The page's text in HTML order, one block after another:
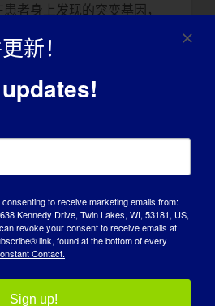
者身上发现的突变基因，
的治疗方法？或 MD
究计划是转化性的，特别
现有药物（如他莫昔芬和
病特异性治疗，对 FKRP
和功能有显著的长期疗
新！
to receive marketing emails from:
Kennedy Drive, Twin Lakes, WI, 53181, US,
revoke your consent to receive emails at
link, found at the bottom of every
Contact.
Sign up!